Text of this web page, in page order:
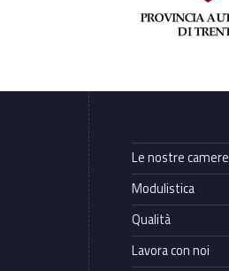
Le nostre camere
Modulistica
Qualità
Lavora con noi